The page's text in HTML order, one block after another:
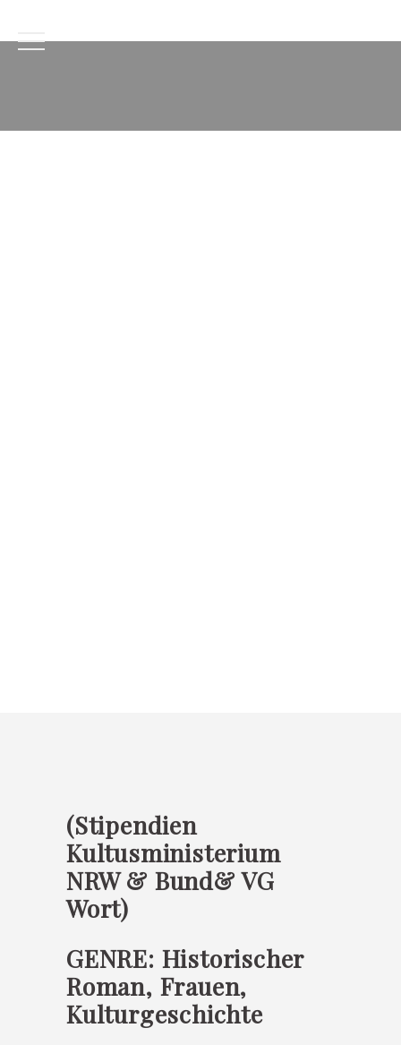
(Stipendien
Kultusministerium
NRW & Bund& VG
Wort)
GENRE: Historischer
Roman, Frauen,
Kulturgeschichte